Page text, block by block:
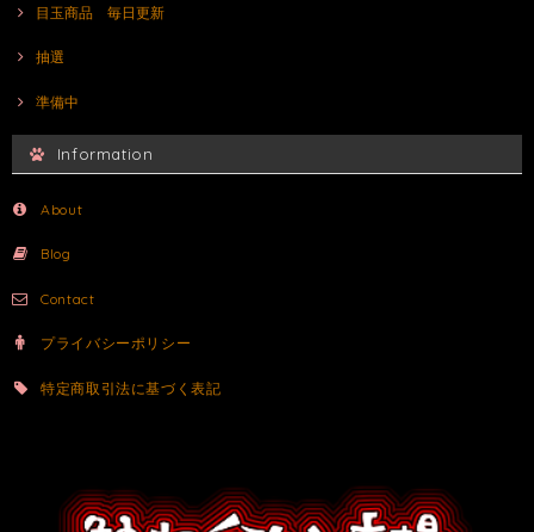
目玉商品 毎日更新
抽選
準備中
Information
About
Blog
Contact
プライバシーポリシー
特定商取引法に基づく表記